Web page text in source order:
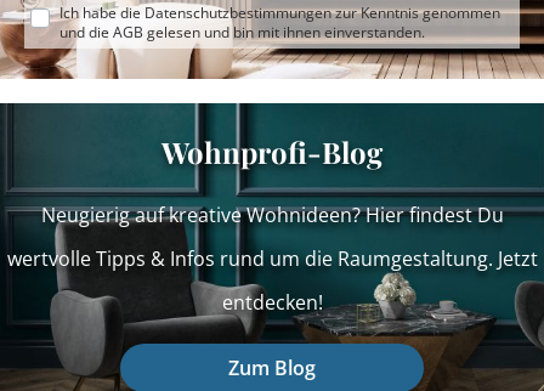
Ich habe die Datenschutzbestimmungenzur Kenntnis genommen
und die AGB gelesen und bin mit ihnen einverstanden.
Wohnprofi-Blog
Neugierig auf kreative Wohnideen? Hier findest Du
wertvolle Tipps & Infos rund um die Raumgestaltung. Jetzt
entdecken!
Zum Blog